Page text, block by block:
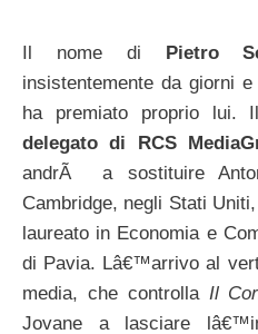
Il nome di Pietro
insistentemente da giorni
ha premiato proprio lui.
delegato di RCS
andrÃ a sostituire
Cambridge, negli Stati
laureato in Economia e
di Pavia. Lâ€™arrivo al
media, che controlla Il
Jovane a lasciare